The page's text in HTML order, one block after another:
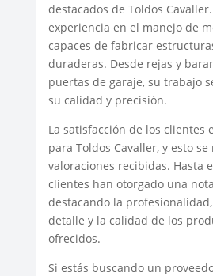
destacados de Toldos
experiencia en el manejo de
capaces de fabricar
duraderas. Desde rejas y
puertas de garaje, su trabajo
su calidad y precisión.
La satisfacción de los clientes
para Toldos Cavaller, y esto
valoraciones recibidas. Hasta
clientes han otorgado una
destacando la
detalle y la calidad de los
ofrecidos.
Si estás buscando un